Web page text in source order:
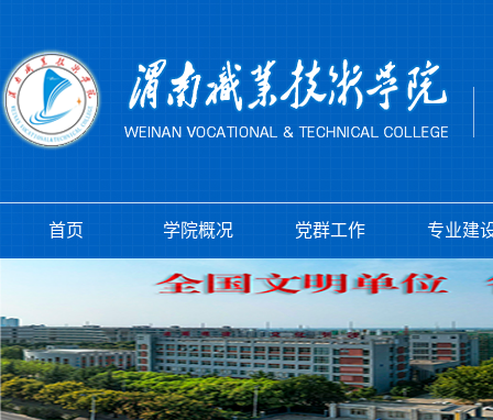
首页 学院概况 党群工作 专业建